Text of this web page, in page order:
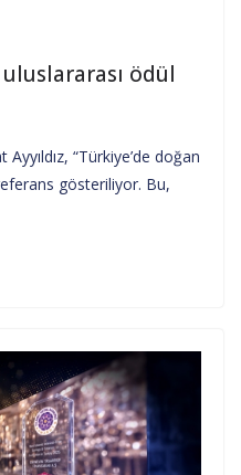
uluslararası ödül
“Türkiye’de doğan
gösteriliyor. Bu,